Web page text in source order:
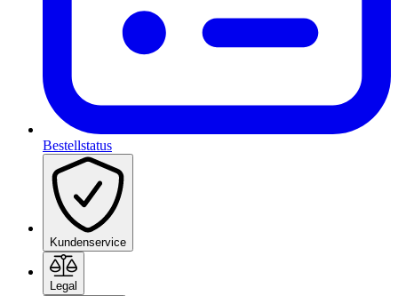
Bestellstatus
Kundenservice
Legal